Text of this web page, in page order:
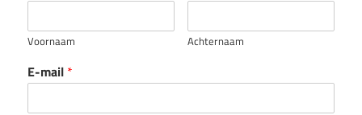
Voornaam Achternaam
E-mail *